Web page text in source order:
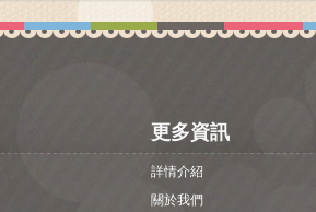
更多資訊
詳情介紹
關於我們